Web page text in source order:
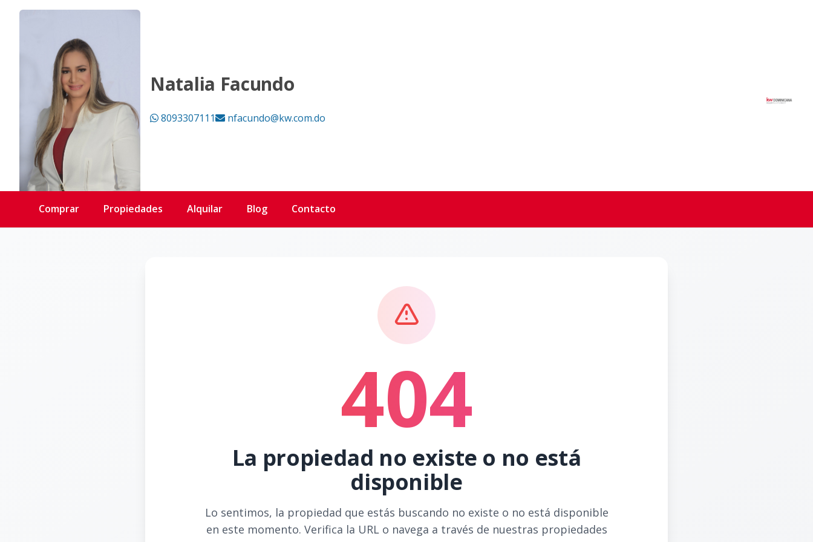
Natalia Facundo
8093307111 nfacundo@kw.com.do
Comprar Propiedades Alquilar Blog Contacto
404
La propiedad no existe o no está
disponible
Lo sentimos, la propiedad que estás buscando no existe o no está disponible
en este momento. Verifica la URL o navega a través de nuestras propiedades
Página no encontrada - KW DOMINICANA